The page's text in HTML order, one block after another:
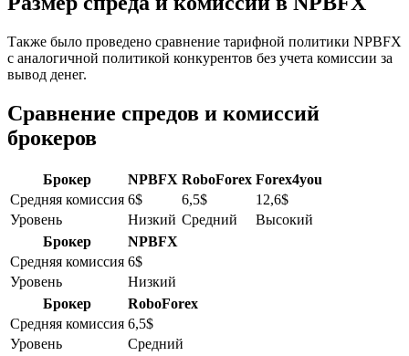
Также было проведено сравнение тарифной политики NPBFX
с аналогичной политикой конкурентов без учета комиссии за
вывод денег.
Сравнение спредов и комиссий
брокеров
Брокер NPBFX RoboForex Forex4you
Средняя комиссия 6$ 6,5$
12,6$
Уровень
Низкий Средний
Высокий
Брокер
NPBFX
Средняя комиссия 6$
Уровень
Низкий
Брокер
RoboForex
Средняя комиссия 6,5$
Уровень
Средний